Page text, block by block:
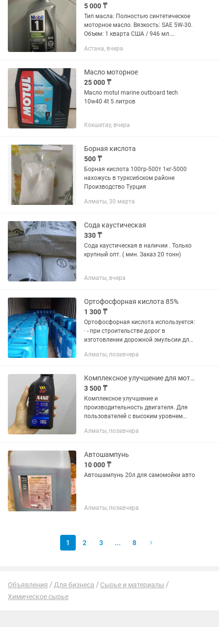
5 000 ₸
Тип масла: Полностью синтетическое
моторное масло. Вязкость: SAE 5W-30.
Объем: 1 кварта США / 946 мл.
поддержания работы двигателя как
Астана, вчера
Масло моторное
25 000 ₸
Масло motul marine outboard tech
10w40 4t 5 литров
Кокшетау, вчера
Борная кислота
500 ₸
Борная кислота 100гр-500т 1кг-5000
нахожусь в турксибском районе
Производство Турция
Алматы, 30 марта
Сода каустическая
330 ₸
Сода каустическая в наличии . Только
крупный опт. ( мин. Заказ 20 тонн)
Алматы, вчера
Ортофосфорная кислота 85%
1 300 ₸
Ортофосфорная кислота используется:
· - при строительстве дорог в
изготовлении дорожной эмульсии для
качестве флюса, · - для очищения от
Алматы, позавчера
Комплексное улучшение для мотора
3 500 ₸
Комплексное улучшение и
производительность двигателя. Для
пользователей с высоким уровнем
на 50% специально для холодного
Алматы, позавчера
Автошампунь
10 000 ₸
Автошампунь 20л для самомойки авто
Алматы, позавчера
1 2 3 ... 8
Объявления Для бизнеса
Сырье и материалы
Химическое сырье